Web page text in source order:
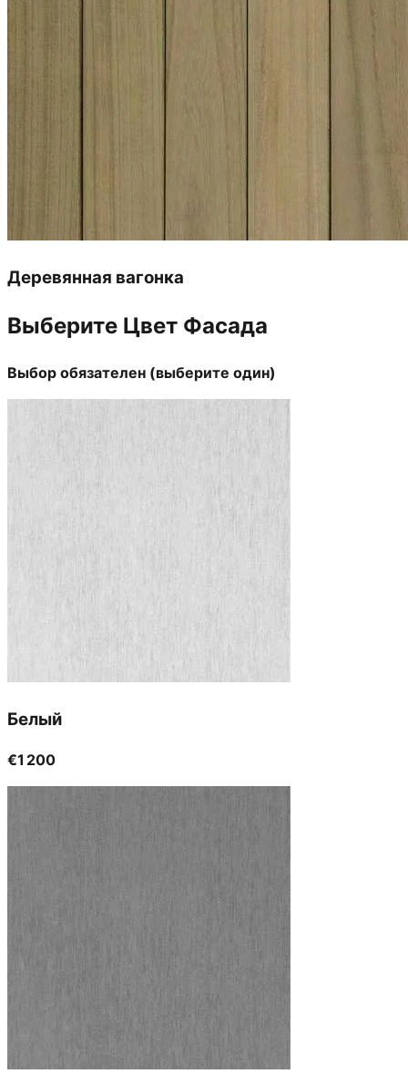
Деревянная вагонка
Выберите Цвет Фасада
Выбор обязателен (выберите один)
Белый
€1 200